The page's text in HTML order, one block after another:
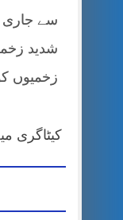
سے جاری
زخمیوں
کیٹاگری